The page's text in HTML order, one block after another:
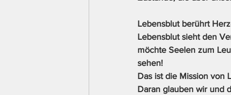
Lebensblut berührt
Lebensblut sieht den
möchte Seelen zum
sehen!
Das ist die Mission von
Daran glauben wir und